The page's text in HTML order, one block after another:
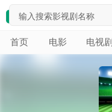
首页 电影 电视剧